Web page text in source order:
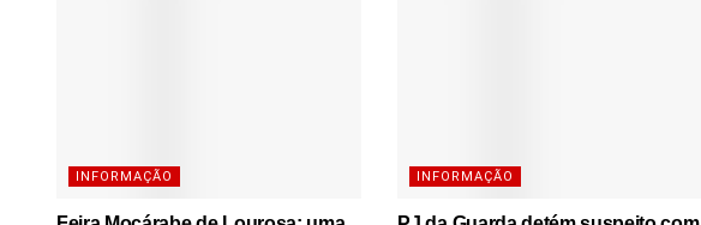
INFORMAÇÃO INFORMAÇÃO